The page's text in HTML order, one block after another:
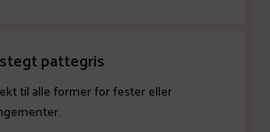
pattegris
til alle former for fester eller